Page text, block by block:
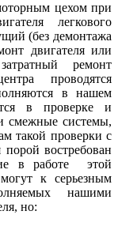
цехом при
легкового
(без демонтажа
двигателя или
ремонт
проводятся
в нашем
в проверке и
смежные системы,
такой проверки с
порой востребован
в работе этой
к серьезным
нашими
но: